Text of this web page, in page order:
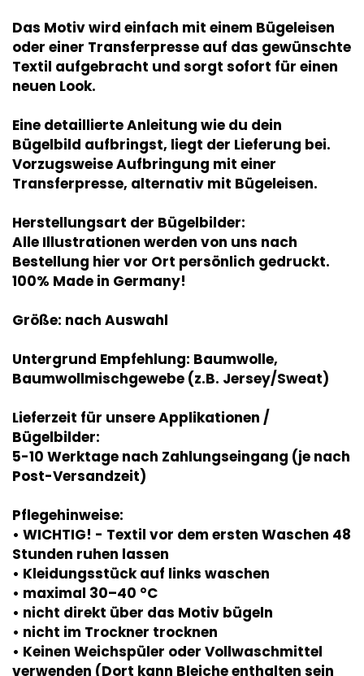
Das Motiv wird einfach mit einem Bügeleisen
oder einer Transferpresse auf das gewünschte
Textil aufgebracht und sorgt sofort für einen
neuen Look.
Eine detaillierte Anleitung wie du dein
Bügelbild aufbringst, liegt der Lieferung bei.
Vorzugsweise Aufbringung mit einer
Transferpresse, alternativ mit Bügeleisen.
Herstellungsart der Bügelbilder:
Alle Illustrationen werden von uns nach
Bestellung hier vor Ort persönlich gedruckt.
100% Made in Germany!
Größe: nach Auswahl
Untergrund Empfehlung: Baumwolle,
Baumwollmischgewebe (z.B. Jersey/Sweat)
Lieferzeit für unsere Applikationen /
Bügelbilder:
5-10 Werktage nach Zahlungseingang (je nach
Post-Versandzeit)
Pflegehinweise:
• WICHTIG! - Textil vor dem ersten Waschen 48
Stunden ruhen lassen
• Kleidungsstück auf links waschen
• maximal 30–40 °C
• nicht direkt über das Motiv bügeln
• nicht im Trockner trocknen
• Keinen Weichspüler oder Vollwaschmittel
verwenden (Dort kann Bleiche enthalten sein